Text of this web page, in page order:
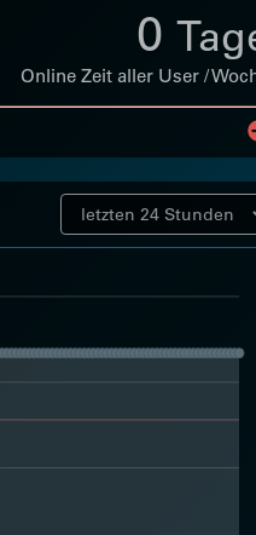
0
Online Zeit aller User /